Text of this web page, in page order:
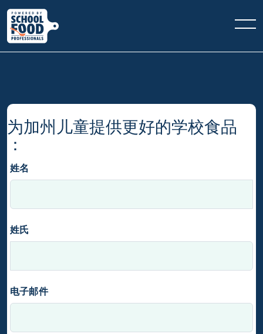
为加州儿童提供更好的学校食品
：
姓名
姓氏
电子邮件